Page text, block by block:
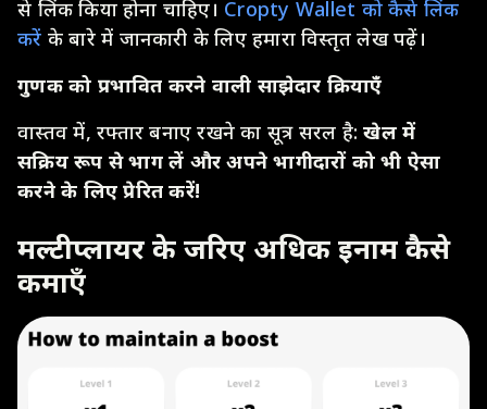
से लिंक किया होना चाहिए। Cropty Wallet को कैसे लिंक
करें के बारे में जानकारी के लिए हमारा विस्तृत लेख पढ़ें।
गुणक को प्रभावित करने वाली साझेदार क्रियाएँ
वास्तव में, रफ्तार बनाए रखने का सूत्र सरल है:खेल में
सक्रिय रूप से भाग लें और अपने भागीदारों को भी ऐसा
करने के लिए प्रेरित करें!
मल्टीप्लायर के जरिए अधिक इनाम कैसे
कमाएँ